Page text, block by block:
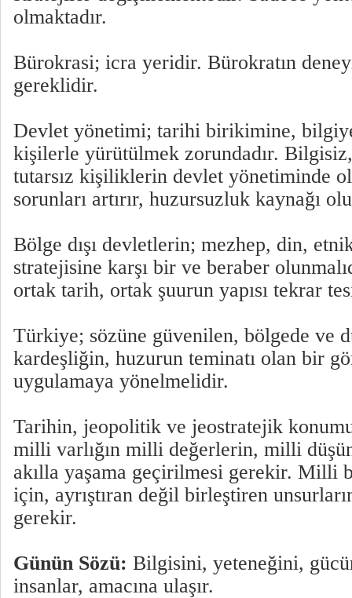
olmaktadır.
Bürokrasi; icra yeridir. Bürokratın
gereklidir.
Devlet yönetimi; tarihi birikimine,
kişilerle yürütülmek zorundadır.
tutarsız kişiliklerin devlet yönetiminde
sorunları artırır, huzursuzluk kaynağı
Bölge dışı devletlerin; mezhep, din,
stratejisine karşı bir ve beraber
ortak tarih, ortak şuurun yapısı tekrar
Türkiye; sözüne güvenilen, bölgede ve
kardeşliğin, huzurun teminatı olan bir
uygulamaya yönelmelidir.
Tarihin, jeopolitik ve jeostratejik
milli varlığın milli değerlerin, milli
akılla yaşama geçirilmesi gerekir. Milli
için, ayrıştıran değil birleştiren
gerekir.
Günün Sözü: Bilgisini, yeteneğini,
insanlar, amacına ulaşır.